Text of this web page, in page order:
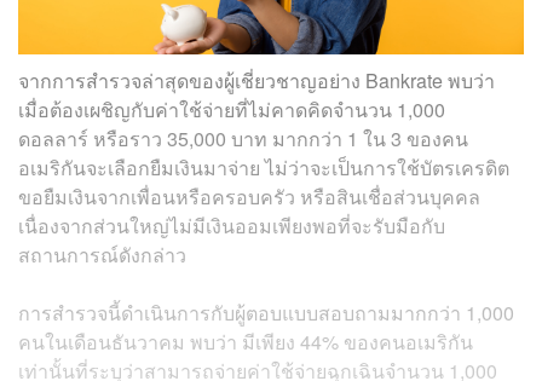
จากการสำรวจล่าสุดของผู้เชี่ยวชาญอย่าง Bankrate พบว่า
เมื่อต้องเผชิญกับค่าใช้จ่ายที่ไม่คาดคิดจำนวน 1,000
ดอลลาร์ หรือราว 35,000 บาท มากกว่า 1 ใน 3 ของคน
อเมริกันจะเลือกยืมเงินมาจ่าย ไม่ว่าจะเป็นการใช้บัตรเครดิต
ขอยืมเงินจากเพื่อนหรือครอบครัว หรือสินเชื่อส่วนบุคคล
เนื่องจากส่วนใหญ่ไม่มีเงินออมเพียงพอที่จะรับมือกับ
สถานการณ์ดังกล่าว
การสำรวจนี้ดำเนินการกับผู้ตอบแบบสอบถามมากกว่า 1,000
คนในเดือนธันวาคม พบว่า มีเพียง 44% ของคนอเมริกัน
เท่านั้นที่ระบุว่าสามารถจ่ายค่าใช้จ่ายฉุกเฉินจำนวน 1,000